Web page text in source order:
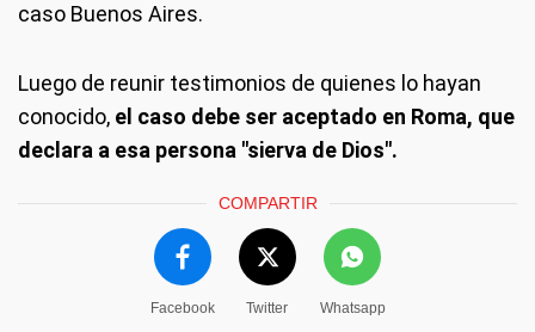
caso Buenos Aires.
Luego de reunir testimonios de quienes lo hayan
conocido, el caso debe ser aceptado en Roma, que
declara a esa persona "sierva de Dios".
COMPARTIR
Facebook Twitter Whatsapp